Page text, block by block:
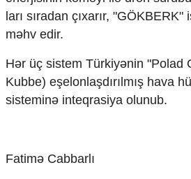
Yüksəliş hekayəsi
Mədəniyyətimizin Zəfəri
Səhiyyə
Ailə və uşaq
Turizm
Energetika
ları sıradan çıxarır,
məhv edir.
Hər üç sistem Türkiyənin "Polad
Kubbe) eşelonlaşdırılmış hava
sisteminə inteqrasiya olunub.
Fatimə Cabbarlı